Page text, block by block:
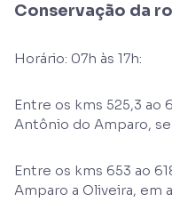
Conservação da
Horário: 07h às 17h:
Entre os kms 525,3 ao
Antônio do Amparo,
Entre os kms 653 ao
Amparo a Oliveira, em